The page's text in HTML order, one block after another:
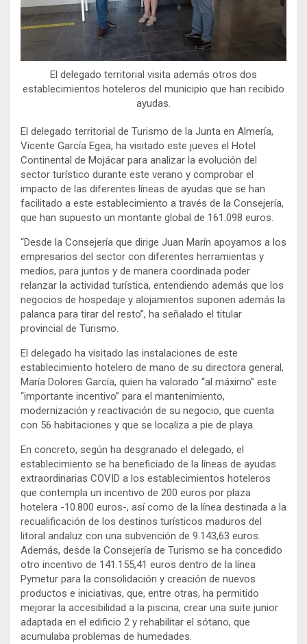
El delegado territorial visita además otros dos
establecimientos hoteleros del municipio que han recibido
ayudas.
El delegado territorial de Turismo de la Junta en Almería,
Vicente García Egea, ha visitado este jueves el Hotel
Continental de Mojácar para analizar la evolución del
sector turístico durante este verano y comprobar el
impacto de las diferentes líneas de ayudas que se han
facilitado a este establecimiento a través de la Consejería,
que han supuesto un montante global de 161.098 euros.
“Desde la Consejería que dirige Juan Marín apoyamos a los
empresarios del sector con diferentes herramientas y
medios, para juntos y de manera coordinada poder
relanzar la actividad turística, entendiendo además que los
negocios de hospedaje y alojamientos suponen además la
palanca para tirar del resto”, ha señalado el titular
provincial de Turismo.
El delegado ha visitado las instalaciones de este
establecimiento hotelero de mano de su directora general,
María Dolores García, quien ha valorado “al máximo” este
“importante incentivo” para el mantenimiento,
modernización y reactivación de su negocio, que cuenta
con 56 habitaciones y que se localiza a pie de playa.
En concreto, según ha desgranado el delegado, el
establecimiento se ha beneficiado de la líneas de ayudas
extraordinarias COVID a los establecimientos hoteleros
que contempla un incentivo de 200 euros por plaza
hotelera -10.800 euros-, así como de la línea destinada a la
recualificación de los destinos turísticos maduros del
litoral andaluz con una subvención de 9.143,63 euros.
Además, desde la Consejería de Turismo se ha concedido
otro incentivo de 141.155,41 euros dentro de la línea
Pymetur para la consolidación y creación de nuevos
productos e iniciativas, que, entre otras, ha permitido
mejorar la accesibilidad a la piscina, crear una suite junior
adaptada en el edificio 2 y rehabilitar el sótano, que
acumulaba problemas de humedades.